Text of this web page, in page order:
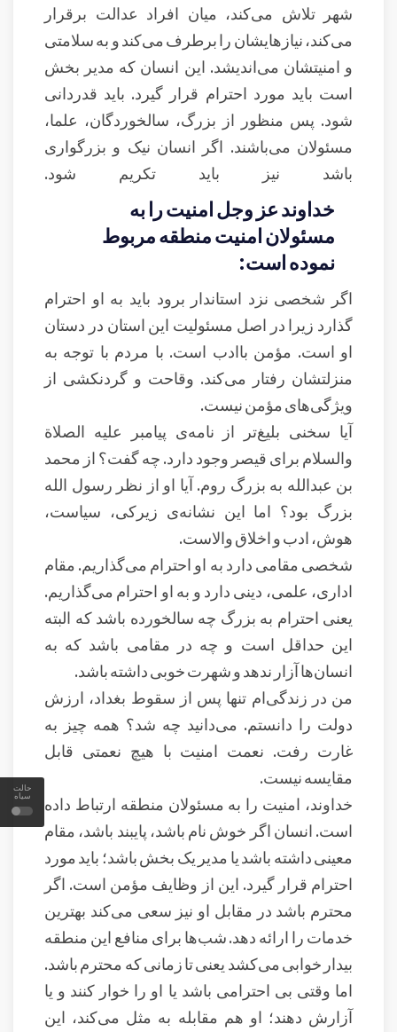
حالت
سیاه
شهر تلاش می‌کند، میان افراد عدالت برقرار
می‌کند، نیازهایشان را برطرف می‌کند و به سلامتی
و امنیتشان می‌اندیشد. این انسان که مدیر بخش
است باید مورد احترام قرار گیرد. باید قدردانی
شود. پس منظور از بزرگ، سالخوردگان، علما،
مسئولان می‌باشند. اگر انسان نیک و بزرگواری
باشد نیز باید تکریم شود.
خداوند عز وجل امنیت را به
مسئولان امنیت منطقه مربوط
نموده است:
اگر شخصی نزد استاندار برود باید به او احترام
گذارد زیرا در اصل مسئولیت این استان در دستان
او است. مؤمن باادب است. با مردم با توجه به
منزلتشان رفتار می‌کند. وقاحت و گردنکشی از
ويژگی‌های مؤمن نیست.
آیا سخنی بلیغ‌تر از نامه‌ی پیامبر علیه الصلاة
والسلام برای قیصر وجود دارد. چه گفت؟ از محمد
بن عبدالله به بزرگ روم. آیا او از نظر رسول الله
بزرگ بود؟ اما این نشانه‌ی زیرکی، سیاست،
هوش، ادب و اخلاق والاست.
شخصی مقامی دارد به او احترام می‌گذاریم. مقام
اداری، علمی، دینی دارد و به او احترام می‌گذاریم.
یعنی احترام به بزرگ چه سالخورده باشد که البته
این حداقل است و چه در مقامی باشد که به
انسان‌ها آزار ندهد و شهرت خوبی داشته باشد.
من در زندگی‌ام تنها پس از سقوط بغداد، ارزش
دولت را دانستم. می‌دانید چه شد؟ همه چیز به
غارت رفت. نعمت امنیت با هیچ نعمتی قابل
مقایسه نیست.
خداوند، امنیت را به مسئولان منطقه ارتباط داده
است. انسان اگر خوش نام باشد، پایبند باشد، مقام
معینی داشته باشد یا مدیر یک بخش باشد؛ باید مورد
احترام قرار گیرد. این از وظایف مؤمن است. اگر
محترم باشد در مقابل او نیز سعی می‌کند بهترین
خدمات را ارائه دهد. شب‌ها برای منافع این منطقه
بیدار خوابی می‌کشد یعنی تا زمانی که محترم باشد.
اما وقتی بی احترامی باشد یا او را خوار کنند و یا
آزارش دهند؛ او هم مقابله به مثل می‌کند، این